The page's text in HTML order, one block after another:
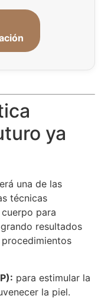
ya
una de las
técnicas
para
resultados
para estimular la
la piel.